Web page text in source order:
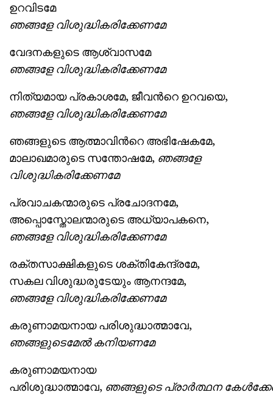
ഉറവിടമേ
ഞങ്ങളേ വിശുദ്ധികരിക്കേണമേ
വേദനകളുടെ ആശ്വാസമേ
ഞങ്ങളേ വിശുദ്ധികരിക്കേണമേ
നിത്യമായ പ്രകാശമേ, ജീവന്‍റെ ഉറവയെ,
ഞങ്ങളേ വിശുദ്ധികരിക്കേണമേ
ഞങ്ങളുടെ ആത്മാവിന്‍റെ അഭിഷേകമേ,
മാലാഖമാരുടെ സന്തോഷമേ, ഞങ്ങളേ
വിശുദ്ധികരിക്കേണമേ
പ്രവാചകന്മാരുടെ പ്രചോദനമേ,
അപ്പൊസ്തോലന്മാരുടെ അധ്യാപകനെ,
ഞങ്ങളേ വിശുദ്ധികരിക്കേണമേ
രക്തസാക്ഷികളുടെ ശക്തികേന്ദ്രമേ,
സകല വിശുദ്ധരുടേയും ആനന്ദമേ,
ഞങ്ങളേ വിശുദ്ധികരിക്കേണമേ
കരുണാമയനായ പരിശുദ്ധാത്മാവേ,
ഞങ്ങളുടെമേല്‍കനിയണമേ
കരുണാമയനായ
പരിശുദ്ധാത്മാവേ, ഞങ്ങളുടെ പ്രാര്ത്ഥന കേള്